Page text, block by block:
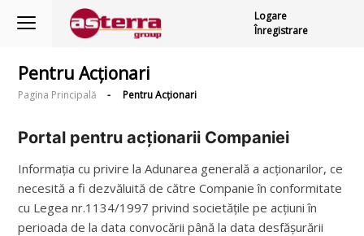
Logare
Înregistrare
Pentru Acționari
Pagina Principală - Pentru Acționari
Portal pentru acționarii Companiei
Informația cu privire la Adunarea generală a acționarilor, ce
necesită a fi dezvăluită de către Companie în conformitate
cu Legea nr.1134/1997 privind societățile pe acțiuni în
perioada de la data convocării până la data desfășurării